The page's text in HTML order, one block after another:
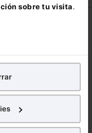
sobre tu visita.
tu experienciaen
fines publicitarios,
y contenidos de tu